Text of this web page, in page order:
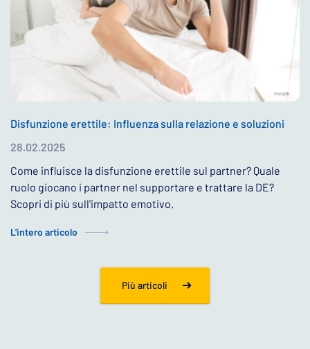
Disfunzione erettile: Influenza sulla relazione e soluzioni
28.02.2025
Come influisce la disfunzione erettile sul partner? Quale
ruolo giocano i partner nel supportare e trattare la DE?
Scopri di più sull'impatto emotivo.
L'intero articolo
Più articoli